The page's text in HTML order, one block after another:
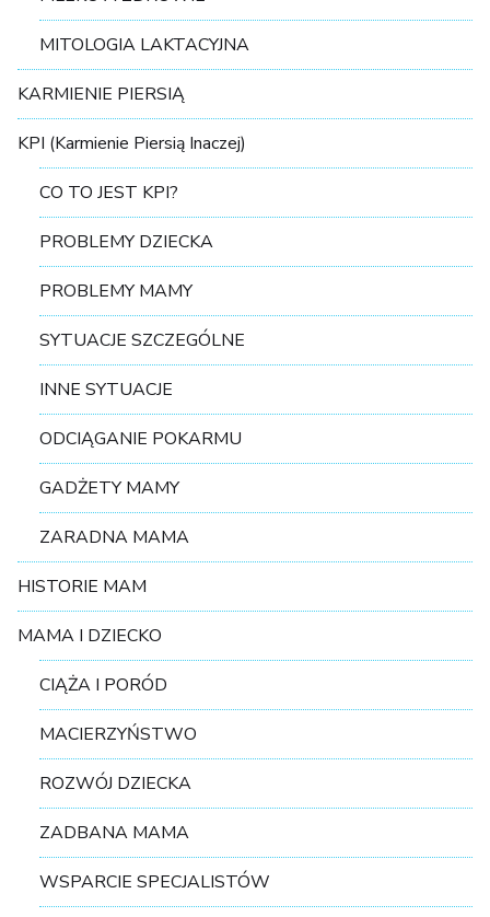
MITOLOGIA LAKTACYJNA
KARMIENIE PIERSIĄ
KPI (Karmienie Piersią Inaczej)
CO TO JEST KPI?
PROBLEMY DZIECKA
PROBLEMY MAMY
SYTUACJE SZCZEGÓLNE
INNE SYTUACJE
ODCIĄGANIE POKARMU
GADŻETY MAMY
ZARADNA MAMA
HISTORIE MAM
MAMA I DZIECKO
CIĄŻA I PORÓD
MACIERZYŃSTWO
ROZWÓJ DZIECKA
ZADBANA MAMA
WSPARCIE SPECJALISTÓW